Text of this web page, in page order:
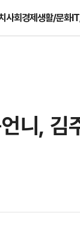
사회경제생활/문화
니, 김